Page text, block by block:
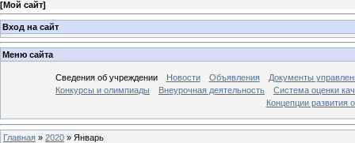
[Мой сайт]
Вход на сайт
Меню сайта
Сведения об учреждении Новости Объявления
Документы
Конкурсы и олимпиады
Внеурочная деятельность
Система оценки
Концепции развития
Главная » 2020 » Январь